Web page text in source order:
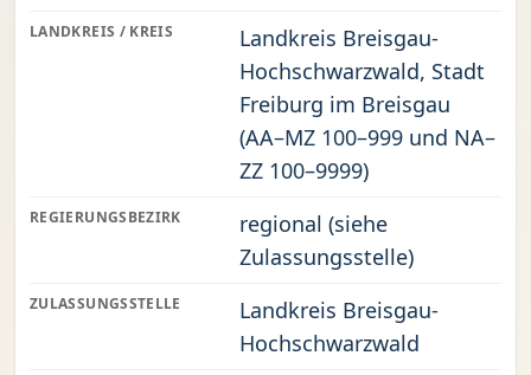
LANDKREIS / KREIS
Landkreis Breisgau-
Hochschwarzwald, Stadt
Freiburg im Breisgau
(AA–MZ 100–999 und NA–
ZZ 100–9999)
REGIERUNGSBEZIRK
regional (siehe
Zulassungsstelle)
ZULASSUNGSSTELLE
Landkreis Breisgau-
Hochschwarzwald